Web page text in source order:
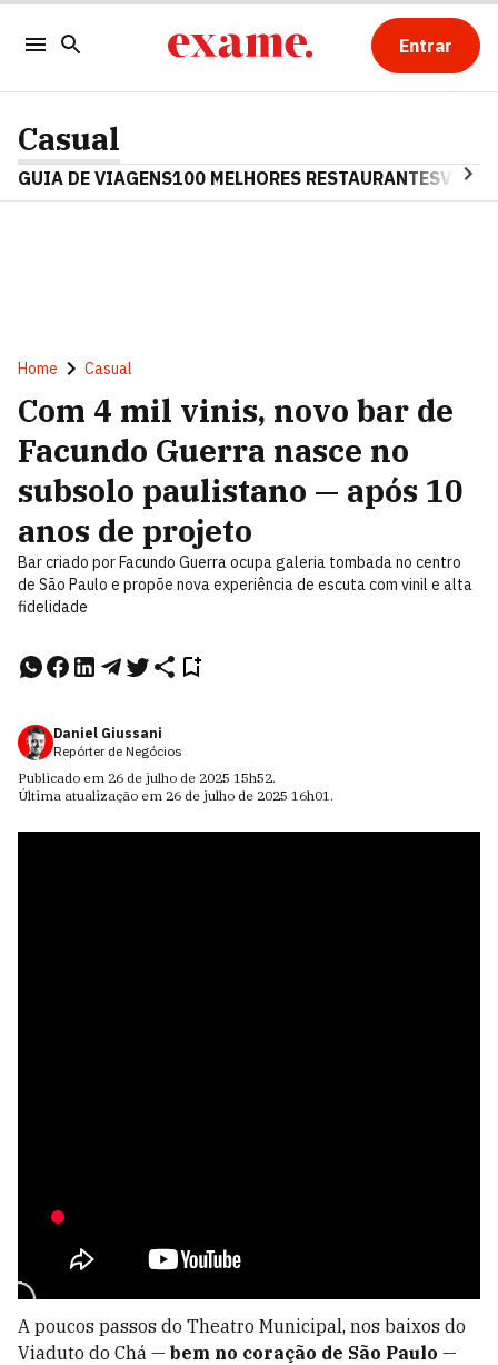
Entrar
Casual
GUIA DE VIAGENS100 MELHORES RESTAURANTES
Home Casual
Com 4 mil vinis, novo bar de
Facundo Guerra nasce no
subsolo paulistano — após 10
anos de projeto
Bar criado por Facundo Guerra ocupa galeria tombada no centro
de São Paulo e propõe nova experiência de escuta com vinil e alta
fidelidade
Daniel Giussani
Repórter de Negócios
Publicado em 26 de julho de 2025 15h52.
Última atualização em 26 de julho de 2025 16h01.
A poucos passos do Theatro Municipal, nos baixos do
Viaduto do Chá — bem no coração de São Paulo —